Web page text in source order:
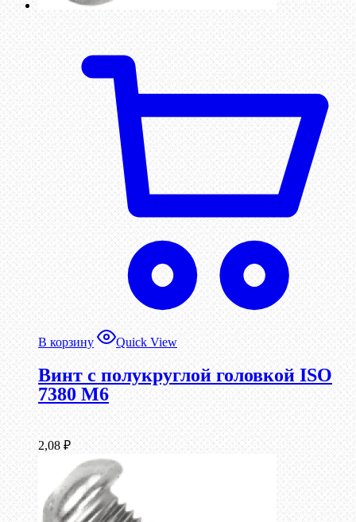
В корзину Quick View
Винт с полукруглой головкой ISO
7380 М6
2,08 ₽